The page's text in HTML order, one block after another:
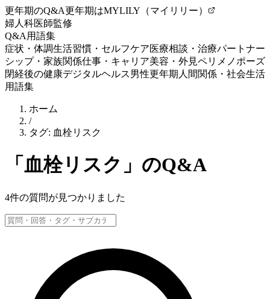
更年期のQ&A更年期はMYLILY（マイリリー）
婦人科医師監修
Q&A 用語集
症状・体調生活習慣・セルフケア医療相談・治療パートナー
シップ・家族関係仕事・キャリア美容・外見ペリメノポーズ
閉経後の健康デジタルヘルス男性更年期 人間関係・社会生活
用語集
ホーム
/
タグ: 血栓リスク
「 血栓リスク 」のQ&A
4件の質問が見つかりました